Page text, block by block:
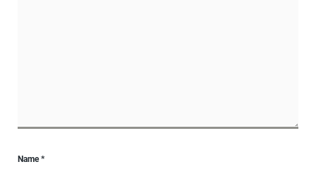
Name*